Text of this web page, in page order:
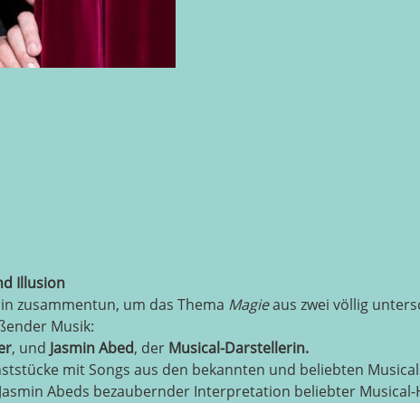
Illusion
zusammentun, um das Thema Magieaus zwei völlig
Musik:
, und Jasmin Abed, der Musical-Darstellerin.
mit Songs aus den bekannten und beliebten
Abeds bezaubernder Interpretation beliebter